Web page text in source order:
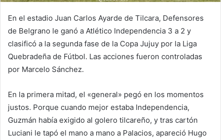
En el estadio Juan Carlos Ayarde de Tilcara, Defensores
de Belgrano le ganó a Atlético Independencia 3 a 2 y
clasificó a la segunda fase de la Copa Jujuy por la Liga
Quebradeña de Fútbol. Las acciones fueron controladas
por Marcelo Sánchez.
En la primera mitad, el «general» pegó en los momentos
justos. Porque cuando mejor estaba Independencia,
Guzmán había exigido al golero tilcareño, y tras cartón
Luciani le tapó el mano a mano a Palacios, apareció Hugo